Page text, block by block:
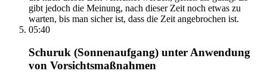
gibt jedoch die Meinung, nach dieser Zeit noch etwas zu
warten, bis man sicher ist, dass die Zeit angebrochen ist.
05:40
Schuruk (Sonnenaufgang) unter Anwendung
von Vorsichtsmaßnahmen